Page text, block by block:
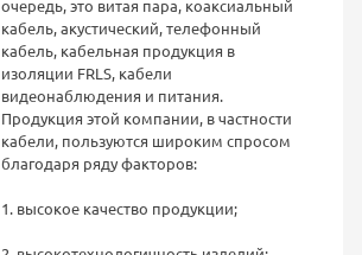
очередь, это витая пара, коаксиальный
кабель, акустический, телефонный
кабель, кабельная продукция в
изоляции FRLS, кабели
видеонаблюдения и питания.
Продукция этой компании, в частности
кабели, пользуются широким спросом
благодаря ряду факторов:
1. высокое качество продукции;